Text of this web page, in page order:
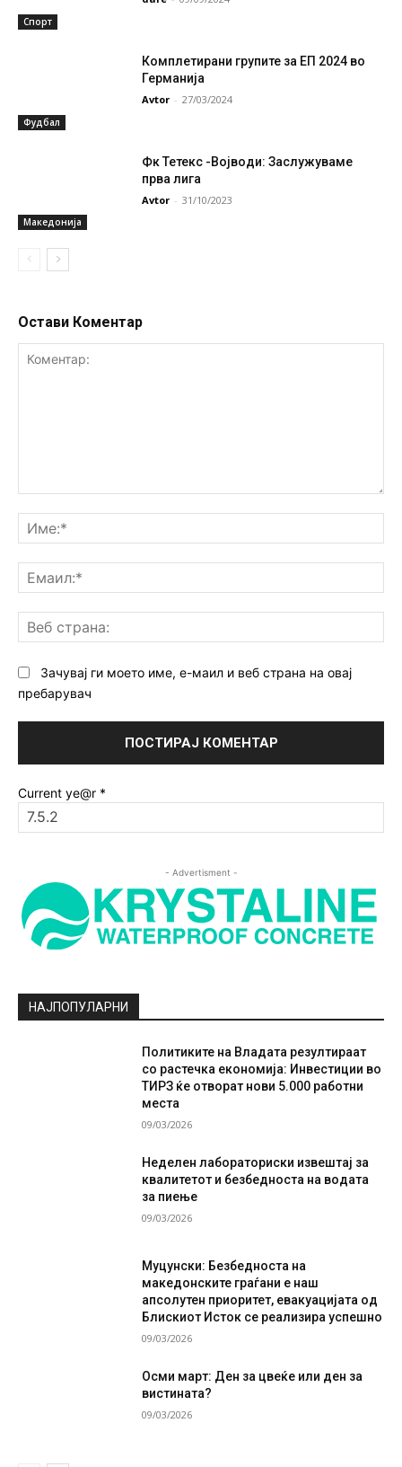
Спорт
Фудбал
Комплетирани групите за ЕП 2024 во
Германија
Avtor - 27/03/2024
Македонија
Фк Тетекс -Војводи: Заслужуваме
прва лига
Avtor - 31/10/2023
Остави Коментар
Зачувај ги моето име, е-маил и веб страна на овај
пребарувач
Current ye@r *
- Advertisment -
НАЈПОПУЛАРНИ
Политиките на Владата резултираат
со растечка економија: Инвестиции во
ТИРЗ ќе отворат нови 5.000 работни
места
09/03/2026
Неделен лабораториски извештај за
квалитетот и безбедноста на водата
за пиење
09/03/2026
Муцунски: Безбедноста на
македонските граѓани е наш
апсолутен приоритет, евакуацијата од
Блискиот Исток се реализира успешно
09/03/2026
Осми март: Ден за цвеќе или ден за
вистината?
09/03/2026